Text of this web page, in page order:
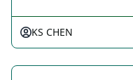
KS CHEN